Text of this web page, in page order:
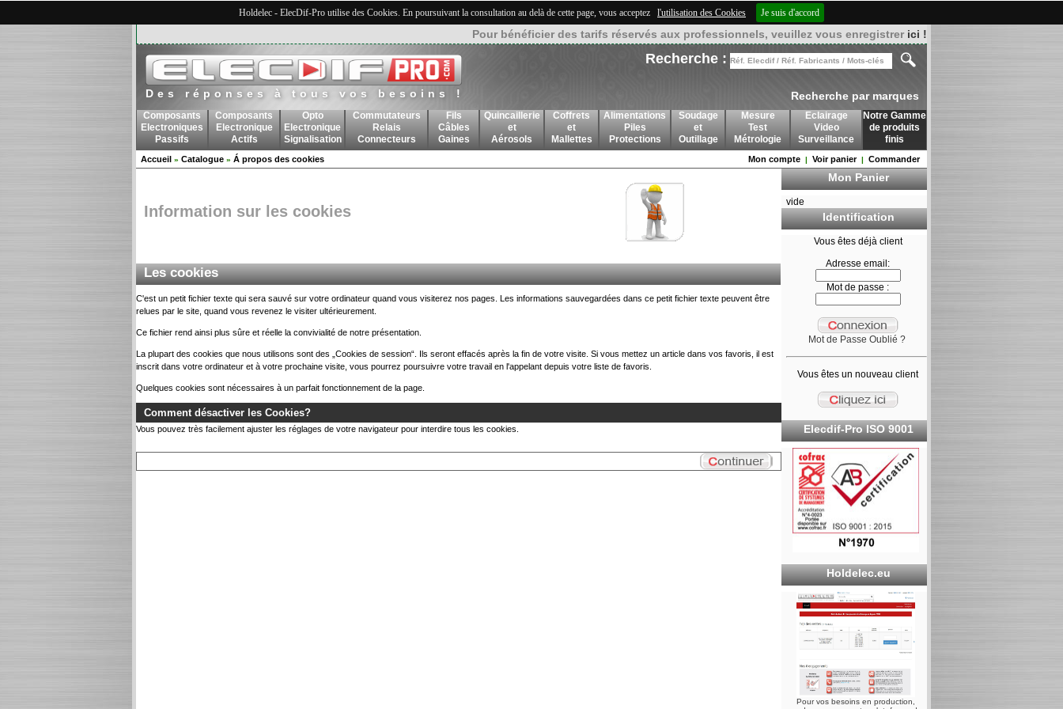
Holdelec - ElecDif-Pro utilise des Cookies. En poursuivant la consultation au delà de cette page, vous acceptez l'utilisation des Cookies Je suis d'accord
Pour bénéficier des tarifs réservés aux professionnels, veuillez vous enregistrer ici !
Des réponses à tous vos besoins !
Recherche :
Recherche par marques
Composants
Electroniques
Passifs
Composants
Electronique
Actifs
Opto
Electronique
Signalisation
Commutateurs
Relais
Connecteurs
Fils
Câbles
Gaines
Quincaillerie
et
Aérosols
Coffrets
et
Mallettes
Alimentations
Piles
Protections
Soudage
et
Outillage
Mesure
Test
Métrologie
Eclairage
Video
Surveillance
Notre Gamme
de produits
finis
Accueil » Catalogue » Á propos des cookies Mon compte | Voir panier| Commander
Information sur les cookies
Les cookies
C'est un petit fichier texte qui sera sauvé sur votre ordinateur quand vous visiterez nos pages. Les informations sauvegardées dans ce petit fichier texte peuvent être
relues par le site, quand vous revenez le visiter ultérieurement.
Ce fichier rend ainsi plus sûre et réelle la convivialité de notre présentation.
La plupart des cookies que nous utilisons sont des „Cookies de session“. Ils seront effacés après la fin de votre visite. Si vous mettez un article dans vos favoris, il est
inscrit dans votre ordinateur et à votre prochaine visite, vous pourrez poursuivre votre travail en l'appelant depuis votre liste de favoris.
Quelques cookies sont nécessaires à un parfait fonctionnement de la page.
Comment désactiver les Cookies?
Vous pouvez très facilement ajuster les réglages de votre navigateur pour interdire tous les cookies.
Mon Panier
vide
Identification
Vous êtes déjà client
Adresse email:
Mot de passe :
Mot de Passe Oublié ?
Vous êtes un nouveau client
Elecdif-Pro ISO 9001
Holdelec.eu
Pour vos besoins en production,